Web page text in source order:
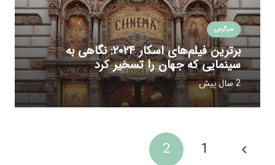
سرگرمی
برترین فیلم‌های اسکار ۲۰۲۴: نگاهی به
سینمایی که جهان را تسخیر کرد
2 سال پیش
1
2